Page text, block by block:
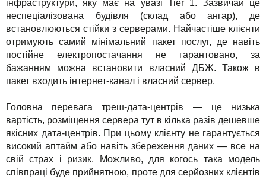
інфраструктури, яку має на увазі Tier 1. Зазвичай це
неспеціалізована будівля (склад або ангар), де
встановлюються стійки з серверами. Найчастіше клієнти
отримують самий мінімальний пакет послуг, де навіть
постійне електропостачання не гарантовано, за
бажанням можна встановити власний ДБЖ. Також в
пакет входить інтернет-канал і власний сервер.
Головна перевага треш-дата-центрів — це низька
вартість, розміщення сервера тут в кілька разів дешевше
якісних дата-центрів. При цьому клієнту не гарантується
високий аптайм або навіть збереження даних — все на
свій страх і ризик. Можливо, для когось така модель
співпраці буде прийнятною, проте для серйозних клієнтів